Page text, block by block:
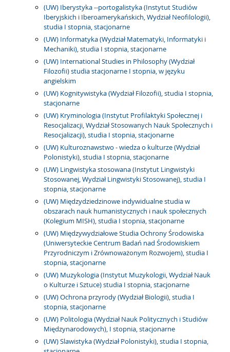
(UW) Iberystyka --portogalistyka (Instytut Studiów
Iberyjskich i Iberoamerykańskich, Wydział Neofilologii),
studia I stopnia, stacjonarne
(UW) Informatyka (Wydział Matematyki, Informatyki i
Mechaniki), studia I stopnia, stacjonarne
(UW) International Studies in Philosophy (Wydział
Filozofii) studia stacjonarne I stopnia, w języku
angielskim
(UW) Kognitywistyka (Wydział Filozofii), studia I stopnia,
stacjonarne
(UW) Kryminologia (Instytut Profilaktyki Społecznej i
Resocjalizacji, Wydział Stosowanych Nauk Społecznych i
Resocjalizacji), studia I stopnia, stacjonarne
(UW) Kulturoznawstwo - wiedza o kulturze (Wydział
Polonistyki), studia I stopnia, stacjonarne
(UW) Lingwistyka stosowana (Instytut Lingwistyki
Stosowanej, Wydział Lingwistyki Stosowanej), studia I
stopnia, stacjonarne
(UW) Międzydziedzinowe indywidualne studia w
obszarach nauk humanistycznych i nauk społecznych
(Kolegium MISH), studia I stopnia, stacjonarne
(UW) Międzywydziałowe Studia Ochrony Środowiska
(Uniwersyteckie Centrum Badań nad Środowiskiem
Przyrodniczym i Zrównoważonym Rozwojem), studia I
stopnia, stacjonarne
(UW) Muzykologia (Instytut Muzykologii, Wydział Nauk
o Kulturze i Sztuce) studia I stopnia, stacjonarne
(UW) Ochrona przyrody (Wydział Biologii), studia I
stopnia, stacjonarne
(UW) Politologia (Wydział Nauk Politycznych i Studiów
Międzynarodowych), I stopnia, stacjonarne
(UW) Slawistyka (Wydział Polonistyki), studia I stopnia,